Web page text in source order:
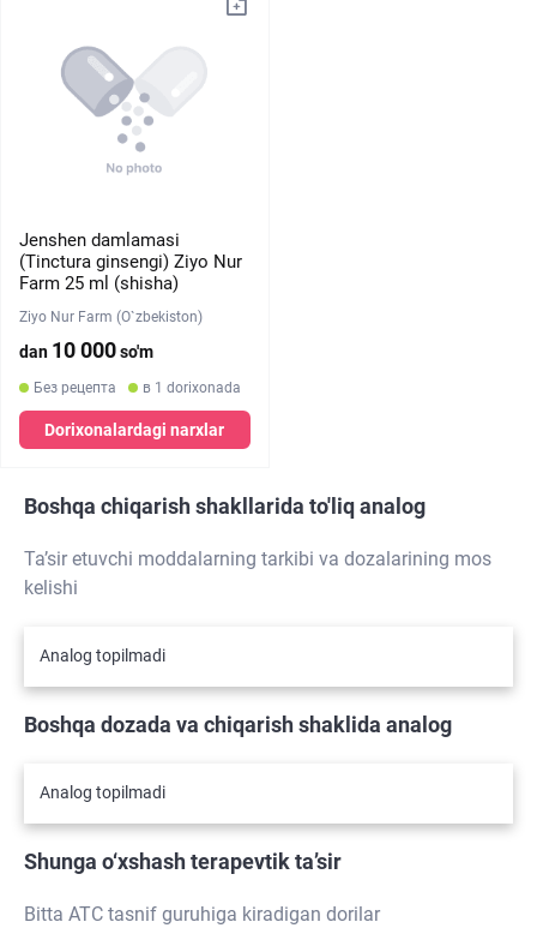
Jenshen damlamasi
(Tinctura ginsengi) Ziyo Nur
Farm 25 ml (shisha)
Ziyo Nur Farm (O`zbekiston)
dan 10 000so'm
Без рецепта в 1 dorixonada
Dorixonalardagi narxlar
Boshqa chiqarish shakllarida to'liq analog
Ta’sir etuvchi moddalarning tarkibi va dozalarining mos
kelishi
Analog topilmadi
Boshqa dozada va chiqarish shaklida analog
Analog topilmadi
Shunga o‘xshash terapevtik ta’sir
Bitta ATC tasnif guruhiga kiradigan dorilar